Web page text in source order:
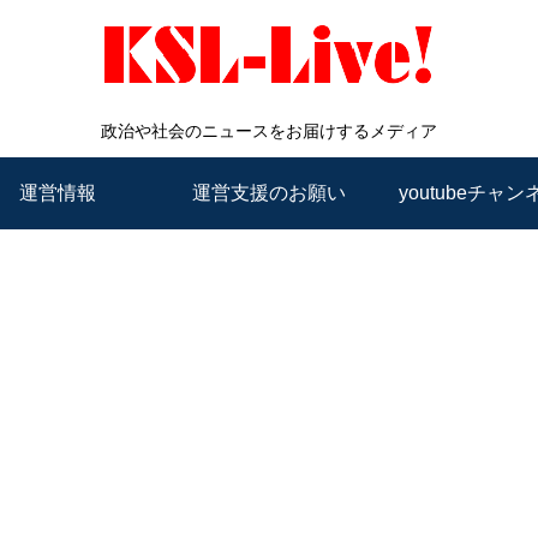
政治や社会のニュースをお届けするメディア
運営情報 運営支援のお願い youtubeチャン